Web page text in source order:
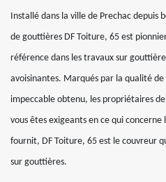
Installé dans la ville de Prechac
de gouttières DF Toiture, 65 est
référence dans les travaux sur
avoisinantes. Marqués par la qualité
impeccable obtenu, les propriétaires
vous êtes exigeants en ce qui concerne
fournit, DF Toiture, 65 est le couvreur
sur gouttières.